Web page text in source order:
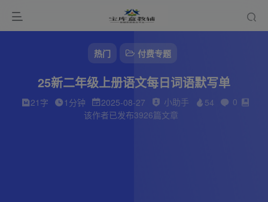
热门 付费专题
25新二年级上册语文每日词语默写单
21字 1分钟 2025-08-27 小助手 54
0
该作者已发布3926篇文章